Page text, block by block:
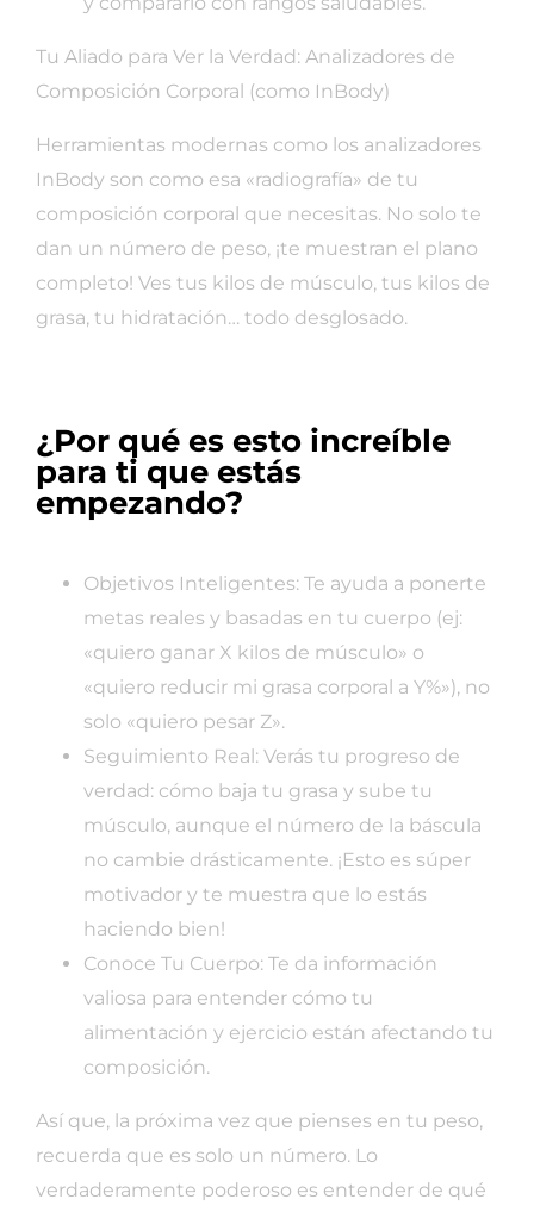
Tu Aliado para Ver la Verdad: Analizadores de
Composición Corporal (como InBody)
Herramientas modernas como los analizadores
InBody son como esa «radiografía» de tu
composición corporal que necesitas. No solo te
dan un número de peso, ¡te muestran el plano
completo! Ves tus kilos de músculo, tus kilos de
grasa, tu hidratación… todo desglosado.
¿Por qué es esto increíble
para ti que estás
empezando?
Objetivos Inteligentes: Te ayuda a ponerte
metas reales y basadas en tu cuerpo (ej:
«quiero ganar X kilos de músculo» o
«quiero reducir mi grasa corporal a Y%»), no
solo «quiero pesar Z».
Seguimiento Real: Verás tu progreso de
verdad: cómo baja tu grasa y sube tu
músculo, aunque el número de la báscula
no cambie drásticamente. ¡Esto es súper
motivador y te muestra que lo estás
haciendo bien!
Conoce Tu Cuerpo: Te da información
valiosa para entender cómo tu
alimentación y ejercicio están afectando tu
composición.
Así que, la próxima vez que pienses en tu peso,
recuerda que es solo un número. Lo
verdaderamente poderoso es entender de qué